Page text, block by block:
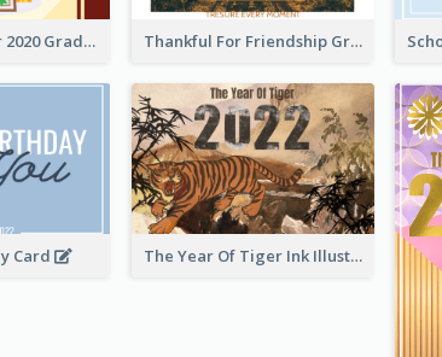
Gratulations for 2020 Graduation Greeting Card Thankful For Friendship Greeting Card
Card The Year Of Tiger Ink Illustration New Year Greeting Card